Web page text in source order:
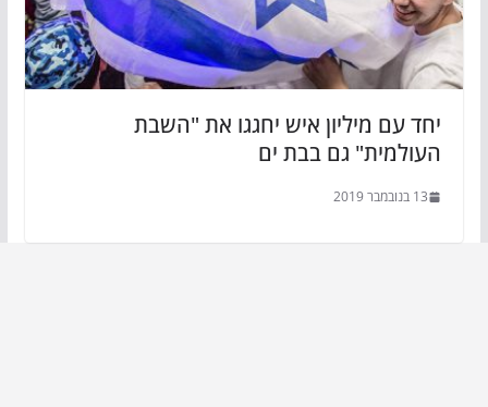
יחד עם מיליון איש יחגגו את "השבת
העולמית" גם בבת ים
13 בנובמבר 2019